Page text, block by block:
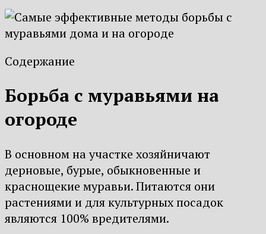
Содержание
Борьба с муравьями на
огороде
В основном на участке хозяйничают
дерновые, бурые, обыкновенные и
краснощекие муравьи. Питаются они
растениями и для культурных посадок
являются 100% вредителями.